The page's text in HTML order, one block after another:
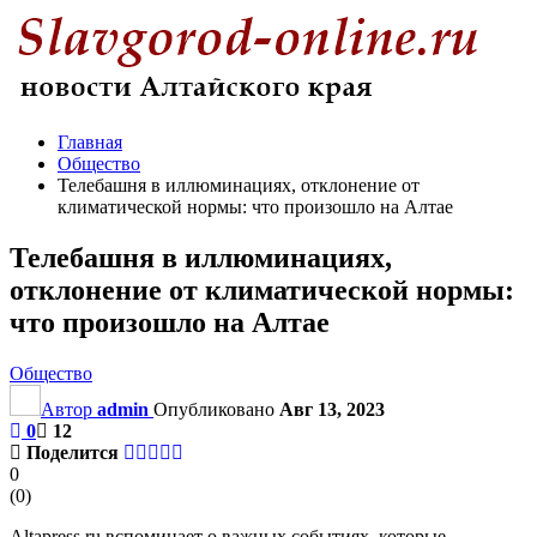
Главная
Общество
Телебашня в иллюминациях, отклонение от
климатической нормы: что произошло на Алтае
Телебашня в иллюминациях,
отклонение от климатической нормы:
что произошло на Алтае
Общество
Автор admin Опубликовано Авг 13, 2023
0
12
Поделится
0
(0)